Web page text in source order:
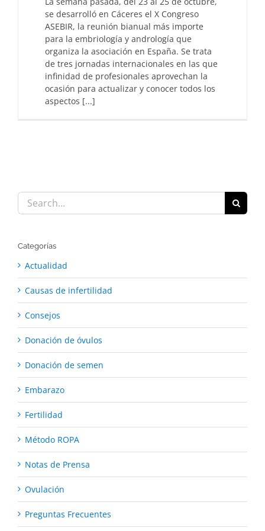
se desarrolló en Cáceres el X Congreso
ASEBIR, la reunión bianual más importe
para la embriología y andrología que
organiza la asociación en España. Se trata
de tres jornadas internacionales en las que
infinidad de profesionales aprovechan la
ocasión para actualizar y conocer todos los
aspectos [...]
Search
for:
Categorías
Actualidad
Causas de infertilidad
Consejos
Donación de óvulos
Donación de semen
Embarazo
Fertilidad
Método ROPA
Notas de Prensa
Ovulación
Preguntas Frecuentes